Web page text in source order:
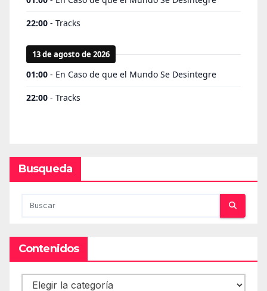
Busqueda
Contenidos
Contenidos